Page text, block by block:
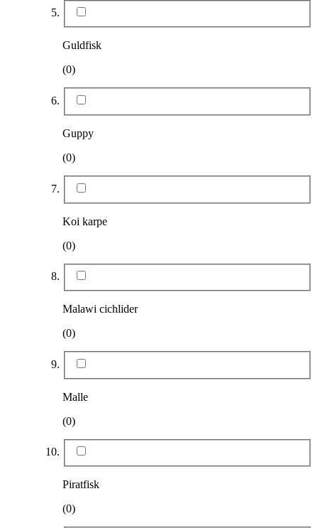
Guldfisk
(0)
Guppy
(0)
Koi karpe
(0)
Malawi cichlider
(0)
Malle
(0)
Piratfisk
(0)